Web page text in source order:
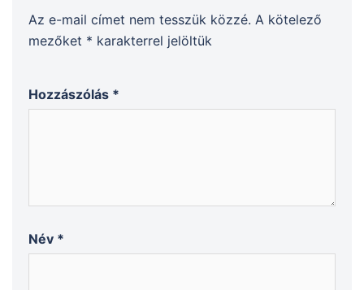
Az e-mail címet nem tesszük közzé. A kötelező
mezőket * karakterrel jelöltük
Hozzászólás *
Név *